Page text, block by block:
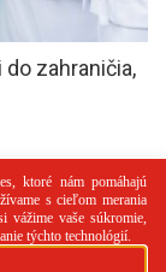
zahraničia,